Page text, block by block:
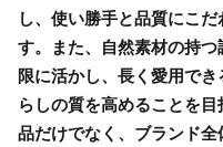
し、使い勝手と品質にこ
す。また、自然素材の持
限に活かし、長く愛用で
らしの質を高めることを
品だけでなく、ブランド